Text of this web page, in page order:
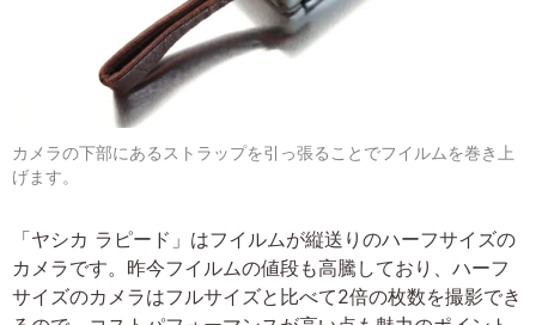
カメラの下部にあるストラップを引っ張ることでフイルムを巻き上
げます。
「ヤシカ ラピード」はフイルムが縦送りのハーフサイズの
カメラです。昨今フイルムの値段も高騰しており、ハーフ
サイズのカメラはフルサイズと比べて2倍の枚数を撮影でき